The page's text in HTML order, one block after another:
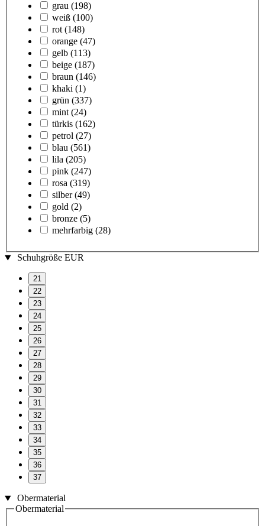
grau (198)
weiß (100)
rot (148)
orange (47)
gelb (113)
beige (187)
braun (146)
khaki (1)
grün (337)
mint (24)
türkis (162)
petrol (27)
blau (561)
lila (205)
pink (247)
rosa (319)
silber (49)
gold (2)
bronze (5)
mehrfarbig (28)
Schuhgröße EUR
21
22
23
24
25
26
27
28
29
30
31
32
33
34
35
36
37
Obermaterial
Obermaterial